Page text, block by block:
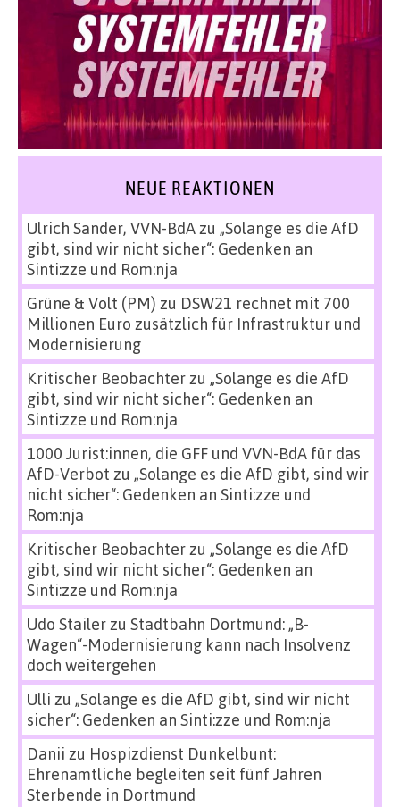
NEUE REAKTIONEN
Ulrich Sander, VVN-BdAzu „Solange es die AfD
gibt, sind wir nicht sicher“: Gedenken an
Sinti:zze und Rom:nja
Grüne & Volt (PM) zu DSW21 rechnet mit 700
Millionen Euro zusätzlich für Infrastruktur und
Modernisierung
Kritischer Beobachterzu „Solange es die AfD
gibt, sind wir nicht sicher“: Gedenken an
Sinti:zze und Rom:nja
1000 Jurist:innen, die GFF und VVN-BdA für das
AfD-Verbot zu „Solange es die AfD gibt, sind wir
nicht sicher“: Gedenken an Sinti:zze und
Rom:nja
Kritischer Beobachterzu „Solange es die AfD
gibt, sind wir nicht sicher“: Gedenken an
Sinti:zze und Rom:nja
Udo Stailerzu Stadtbahn Dortmund: „B-
Wagen“-Modernisierung kann nach Insolvenz
doch weitergehen
Ulli zu „Solange es die AfD gibt, sind wir nicht
sicher“: Gedenken an Sinti:zze und Rom:nja
Danii zu Hospizdienst Dunkelbunt:
Ehrenamtliche begleiten seit fünf Jahren
Sterbende in Dortmund